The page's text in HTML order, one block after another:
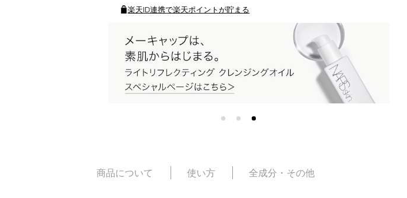
楽天ID連携で楽天ポイントが貯まる
商品について 使い方 全成分・その他